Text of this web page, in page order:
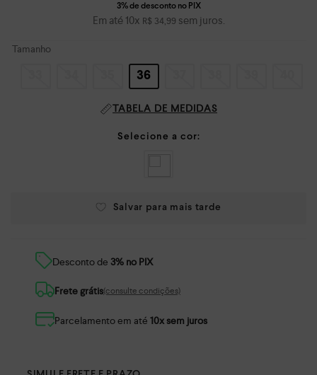
Em até10x R$ 34,99 sem juros.
Tamanho
36
TABELA DE MEDIDAS
Desconto de 3% no PIX
Frete grátis(consulte condições)
Parcelamento em até 10x sem juros